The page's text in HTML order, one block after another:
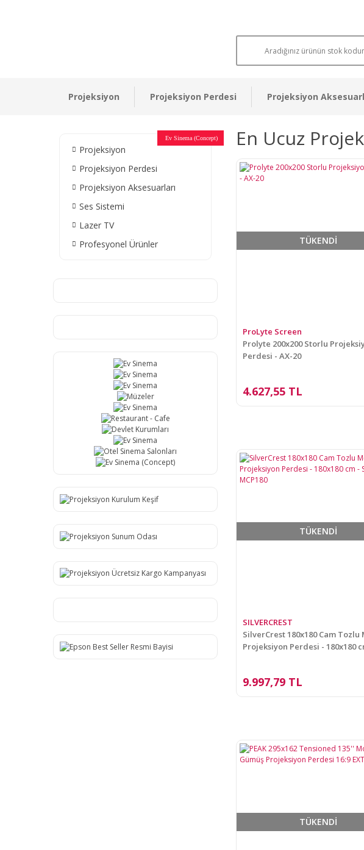
Projeksiyon Projeksiyon Perdesi Projeksiyon
Projeksiyon
Projeksiyon Perdesi
Projeksiyon Aksesuarları
Ses Sistemi
Lazer TV
Profesyonel Ürünler
Ev Sinema
Ev Sinema
Ev Sinema
Müzeler
Ev Sinema
Restaurant - Cafe
Devlet Kurumları
Ev Sinema
Otel Sinema Salonları
Ev Sinema (Concept) En Ucuz
TÜKENDİ
ProLyte Screen
Prolyte 200x200 Storlu
Perdesi - AX-20
4.627,55 TL
TÜKENDİ
SILVERCREST
SilverCrest 180x180 Cam
Projeksiyon Perdesi - 180x180
9.997,79 TL
TÜKENDİ